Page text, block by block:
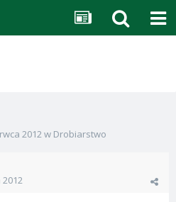
2012w Drobiarstwo
2012